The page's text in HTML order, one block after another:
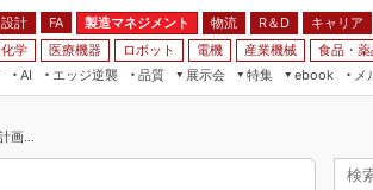
設計 FA 製造マネジメント 物流 R＆D
キャリア
学 医療機器 ロボット 電機 産業機械 食品・
AI
エッジ逆襲 品質
展示会
特集
つながるクルマ
ebook
メ
画...